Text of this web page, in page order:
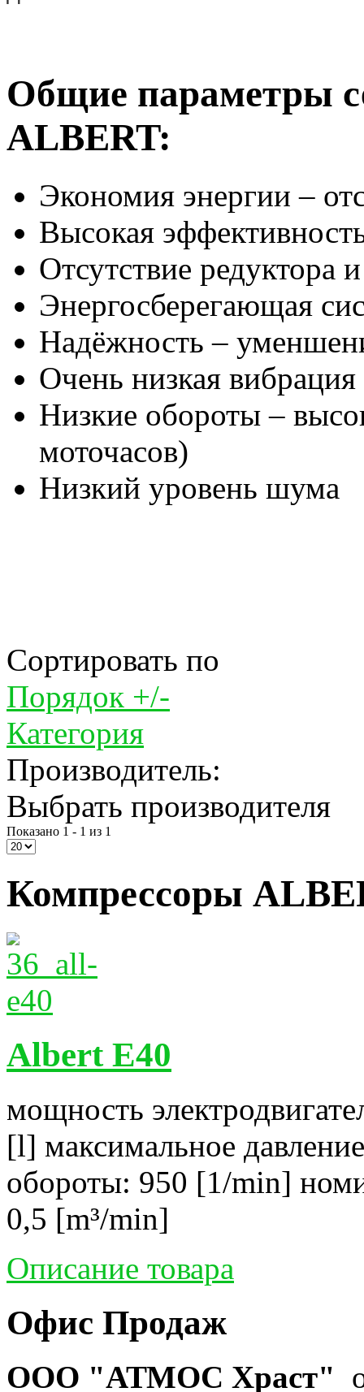
Общие параметры
ALBERT:
Экономия энергии –
Высокая
Отсутствие редуктора
Энергосберегающая
Надёжность –
Очень низкая вибрация
Низкие обороты –
моточасов)
Низкий уровень шума
Сортировать по
Порядок +/-
Категория
Производитель:
Выбрать производителя
Показано 1 - 1 из 1
Компрессоры
Albert E40
мощность
[l] максимальное
обороты: 950 [1/min]
0,5 [m³/min]
Описание товара
Офис Продаж
ООО "АТМОС Храст"